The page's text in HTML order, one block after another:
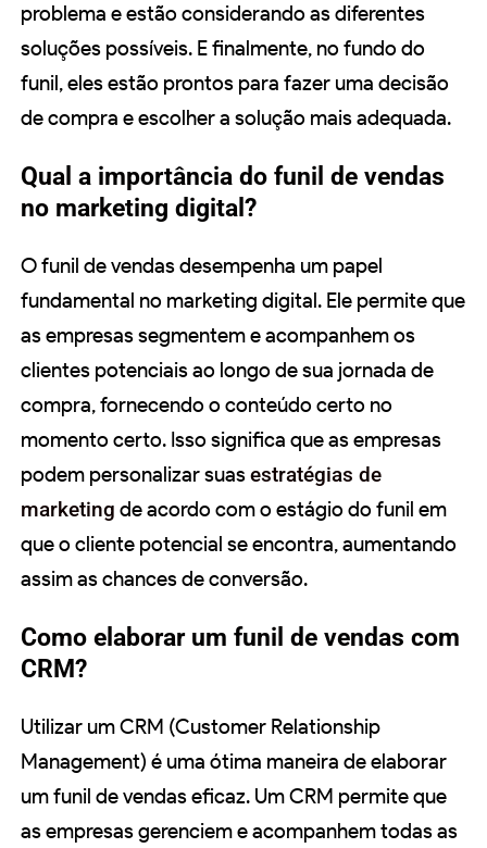
problema e estão considerando as diferentes
soluções possíveis. E finalmente, no fundo do
funil, eles estão prontos para fazer uma decisão
de compra e escolher a solução mais adequada.
Qual a importância do funil de vendas
no marketing digital?
O funil de vendas desempenha um papel
fundamental no marketing digital. Ele permite que
as empresas segmentem e acompanhem os
clientes potenciais ao longo de sua jornada de
compra, fornecendo o conteúdo certo no
momento certo. Isso significa que as empresas
podem personalizar suasestratégias de
marketing de acordo com o estágio do funil em
que o cliente potencial se encontra, aumentando
assim as chances de conversão.
Como elaborar um funil de vendas com
CRM?
Utilizar um CRM (Customer Relationship
Management) é uma ótima maneira de elaborar
um funil de vendas eficaz. Um CRM permite que
as empresas gerenciem e acompanhem todas as